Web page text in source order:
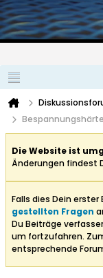
Die Website ist
Änderungen findest
Falls dies Dein
gestellten Fragen
Du Beiträge
um fortzufahren.
entsprechende